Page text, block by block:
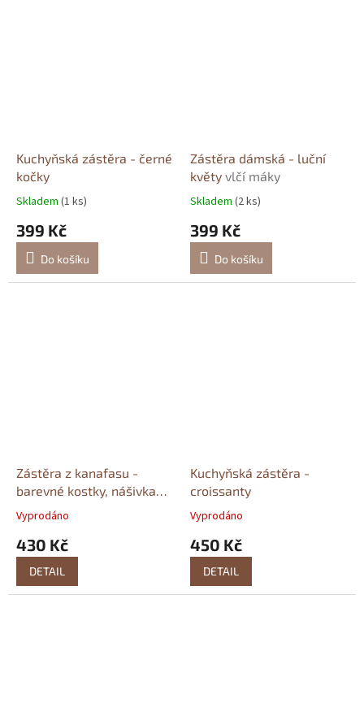
Kuchyňská zástěra - černé
kočky
Skladem (1 ks)
399 Kč
Do košíku
Zástěra dámská - luční
květy vlčí máky
Skladem (2 ks)
399 Kč
Do košíku
Zástěra z kanafasu -
barevné kostky, nášivka
ptáčka
Vyprodáno
430 Kč
DETAIL
Kuchyňská zástěra -
croissanty
Vyprodáno
450 Kč
DETAIL